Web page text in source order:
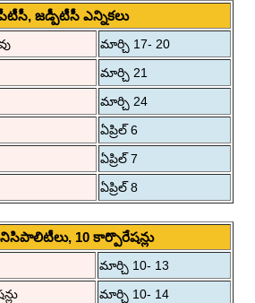
జడ్పీటీసీ ఎన్నికలు
మార్చి 17- 20
మార్చి 21
మార్చి 24
ఏప్రిల్ 6
ఏప్రిల్ 7
ఏప్రిల్ 8
10 కార్పొరేషన్లు
మార్చి 10- 13
మార్చి 10- 14